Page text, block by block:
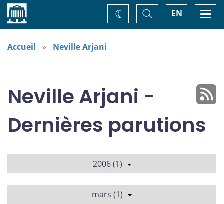
Accueil EN
Basculer
la
recherche
Changez
de
Accueil Neville Arjani
Neville Arjani -
Dernières parutions
2006 (1)
mars (1)